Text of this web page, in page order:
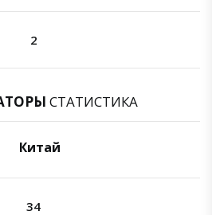
2
СТАТИСТИКА
Китай
34